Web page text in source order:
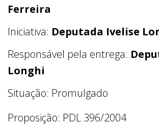
Ferreira
Iniciativa: Deputada Ivelise
Responsável pela entrega:
Longhi
Situação: Promulgado
Proposição: PDL 396/2004